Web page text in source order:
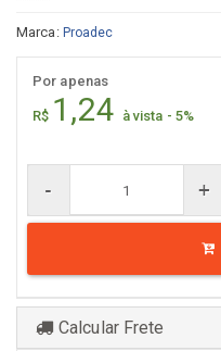
Marca: Proadec
Por apenas
R$ 1,24 à vista - 5%
- +
Calcular Frete